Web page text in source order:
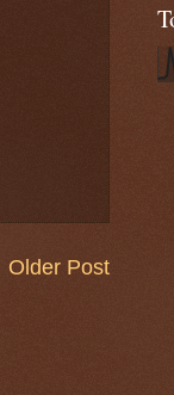
Older Post